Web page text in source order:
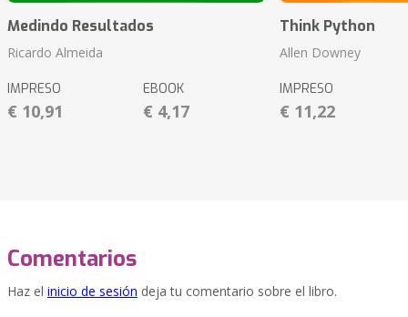
Medindo Resultados
Ricardo Almeida
IMPRESO
€ 10,91
EBOOK
€ 4,17
Think Python
Allen Downey
IMPRESO
€ 11,22
Comentarios
Haz el inicio de sesión deja tu comentario sobre el libro.